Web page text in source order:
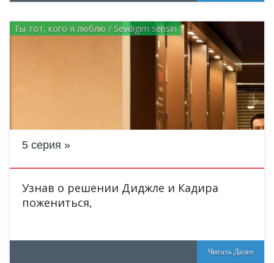
Ты тот, кого я люблю / Sevdigim sensin
5 серия
Узнав о решении Диджле и Кадира
пожениться,
Читать Далее